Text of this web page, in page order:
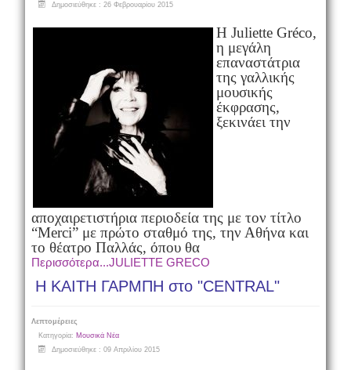
Δημοσιεύθηκε : 26 Φεβρουαρίου 2015
Η Juliette Gréco,
η μεγάλη
επαναστάτρια
της γαλλικής
μουσικής
έκφρασης,
ξεκινάει την
αποχαιρετιστήρια περιοδεία της με τον τίτλο
“Merci” με πρώτο σταθμό της, την Αθήνα και
το θέατρο Παλλάς, όπου θα
Περισσότερα...JULIETTE GRECO
Η ΚΑΙΤΗ ΓΑΡΜΠΗ στο "CENTRAL"
Λεπτομέρειες
Κατηγορία: Μουσικά Νέα
Δημοσιεύθηκε : 09 Απριλίου 2015